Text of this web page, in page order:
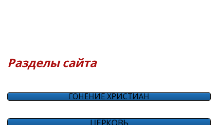
Разделы сайта
ГОНЕНИЕ ХРИСТИАН
ЦЕРКОВЬ